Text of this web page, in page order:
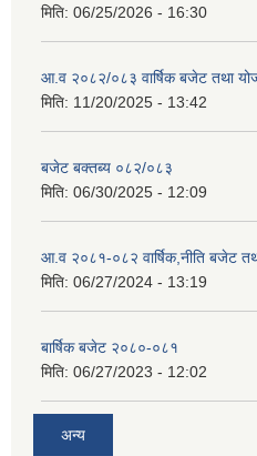
मिति: 06/25/2026 - 16:30
आ.व २०८२/०८३ वार्षिक बजेट तथा
मिति: 11/20/2025 - 13:42
बजेट बक्तब्य ०८२/०८३
मिति: 06/30/2025 - 12:09
आ.व २०८१-०८२ वार्षिक,नीति बजेट
मिति: 06/27/2024 - 13:19
बार्षिक बजेट २०८०-०८१
मिति: 06/27/2023 - 12:02
अन्य